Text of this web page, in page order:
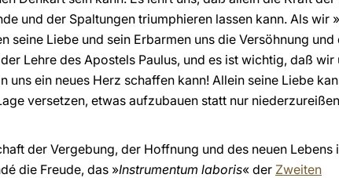
und der Spaltungen triumphieren lassen kann. Als wir
seine Liebe und sein Erbarmen uns die Versöhnung und
Lehre des Apostels Paulus, und es ist wichtig, daß wir
uns ein neues Herz schaffen kann! Allein seine Liebe
versetzen, etwas aufzubauen statt nur
der Vergebung, der Hoffnung und des neuen Lebens
die Freude, das »Instrumentum laboris« der Zweiten